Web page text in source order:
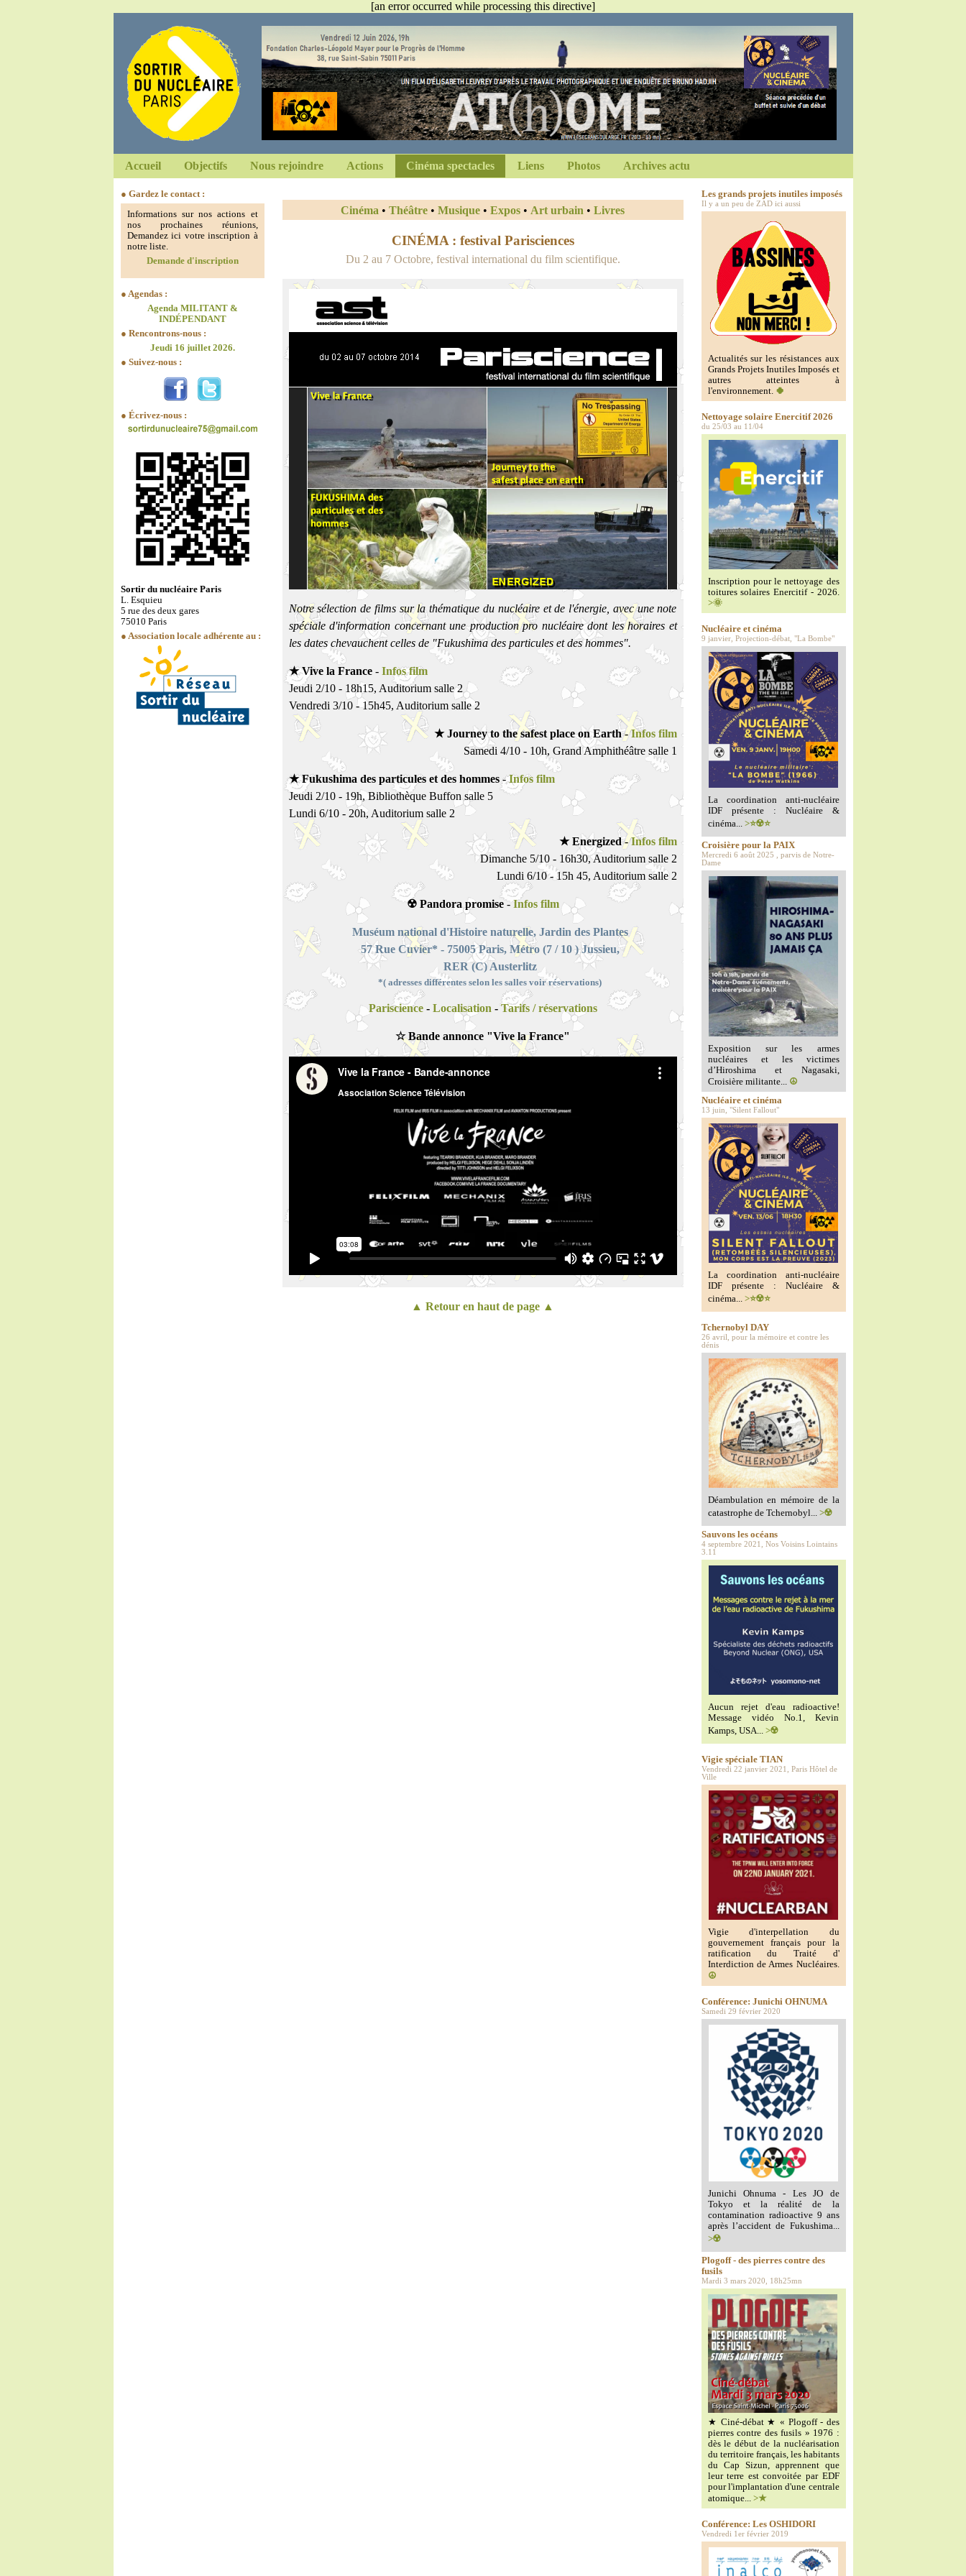
[an error occurred while processing this directive]
Accueil Objectifs Nous rejoindre Actions Cinéma spectacles Liens Photos Archives actu
● Gardez le contact :
Informations sur nos actions et
nos prochaines réunions,
Demandez ici votre inscription à
notre liste.
Demande d'inscription
● Agendas :
Agenda MILITANT &
INDÉPENDANT
● Rencontrons-nous :
Jeudi 16 juillet 2026.
● Suivez-nous :
● Écrivez-nous :
Sortir du nucléaire Paris
L. Esquieu
5 rue des deux gares
75010 Paris
● Association locale adhérente au :
Cinéma • Théâtre • Musique • Expos • Art urbain • Livres
CINÉMA : festival Parisciences
Du 2 au 7 Octobre, festival international du film scientifique.
Notre sélection de films sur la thématique du nucléaire et de l'énergie, avec une note
spéciale d'information concernant une production pro nucléaire dont les horaires et
les dates chevauchent celles de "Fukushima des particules et des hommes".
★ Vive la France- Infos film
Jeudi 2/10 - 18h15, Auditorium salle 2
Vendredi 3/10 - 15h45, Auditorium salle 2
★ Journey to the safest place on Earth-Infos film
Samedi 4/10 - 10h, Grand Amphithéâtre salle 1
★ Fukushima des particules et des hommes-Infos film
Jeudi 2/10 - 19h, Bibliothèque Buffon salle 5
Lundi 6/10 - 20h, Auditorium salle 2
★ Energized-Infos film
Dimanche 5/10 - 16h30, Auditorium salle 2
Lundi 6/10 - 15h 45, Auditorium salle 2
☢ Pandora promise-Infos film
Muséum national d'Histoire naturelle, Jardin des Plantes
57 Rue Cuvier* - 75005 Paris, Métro (7 / 10 ) Jussieu,
RER (C) Austerlitz
*( adresses différentes selon les salles voir réservations)
Pariscience- Localisation -Tarifs / réservations
☆ Bande annonce "Vive la France"
▲ Retour en haut de page ▲
Les grands projets inutiles imposés
Il y a un peu de ZAD ici aussi
Actualités sur les résistances aux
Grands Projets Inutiles Imposés et
autres atteintes à
l'environnement.🍀
Nettoyage solaire Enercitif 2026
du 25/03 au 11/04
Inscription pour le nettoyage des
toitures solaires Enercitif - 2026.
>🌞
Nucléaire et cinéma
9 janvier, Projection-débat, "La Bombe"
La coordination anti-nucléaire
IDF présente : Nucléaire &
cinéma...>⭐️☢️⭐️
Croisière pour la PAIX
Mercredi 6 août 2025 , parvis de Notre-
Dame
Exposition sur les armes
nucléaires et les victimes
d’Hiroshima et Nagasaki,
Croisière militante...☮️
Nucléaire et cinéma
13 juin, "Silent Fallout"
La coordination anti-nucléaire
IDF présente : Nucléaire &
cinéma...>⭐️☢️⭐️
Tchernobyl DAY
26 avril, pour la mémoire et contre les
dénis
Déambulation en mémoire de la
catastrophe de Tchernobyl...>☢️
Sauvons les océans
4 septembre 2021, Nos Voisins Lointains
3.11
Aucun rejet d'eau radioactive!
Message vidéo No.1, Kevin
Kamps, USA...>☢️
Vigie spéciale TIAN
Vendredi 22 janvier 2021, Paris Hôtel de
Ville
Vigie d'interpellation du
gouvernement français pour la
ratification du Traité d'
Interdiction de Armes Nucléaires.
☮️
Conférence: Junichi OHNUMA
Samedi 29 février 2020
Junichi Ohnuma - Les JO de
Tokyo et la réalité de la
contamination radioactive 9 ans
après l’accident de Fukushima...
>☢️
Plogoff - des pierres contre des
fusils
Mardi 3 mars 2020, 18h25mn
★ Ciné-débat ★ « Plogoff - des
pierres contre des fusils » 1976 :
dès le début de la nucléarisation
du territoire français, les habitants
du Cap Sizun, apprennent que
leur terre est convoitée par EDF
pour l'implantation d'une centrale
atomique... >★
Conférence: Les OSHIDORI
Vendredi 1er février 2019